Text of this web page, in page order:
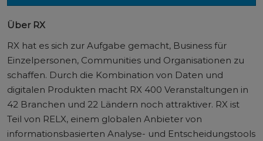
Über RX
RX hat es sich zur Aufgabe gemacht, Business für
Einzelpersonen, Communities und Organisationen zu
schaffen. Durch die Kombination von Daten und
digitalen Produkten macht RX 400 Veranstaltungen in
42 Branchen und 22 Ländern noch attraktiver. RX ist
Teil von RELX, einem globalen Anbieter von
informationsbasierten Analyse- und Entscheidungstools